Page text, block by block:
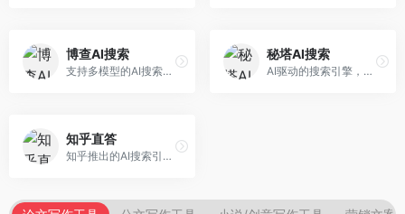
博查AI搜索
支持多模型的AI搜索引擎，整合多种大模型能力。面向AI爱好者，提供多模型搜索、答案对比、深度分析等服务，模型选择灵活。
秘塔AI搜索
AI驱动的搜索引擎，专注于无广告直达结果。面向研究者和信息获取需求者，提供深度搜索、来源标注、答案整理等服务，搜索结果干净准确，信息可信度高。
知乎直答
知乎推出的AI搜索引擎，专注于知识问答场景。面向知识获取者，提供知乎内容搜索、智能问答、知识整理等服务，专业知识丰富。